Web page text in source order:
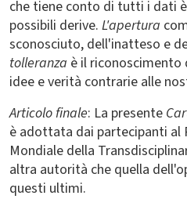
che tiene conto di tutti i dati
possibili derive. L'apertura
sconosciuto, dell'inatteso e
tolleranza è il
idee e verità contrarie alle
Articolo finale: La presente
è adottata dai partecipanti al
Mondiale della
altra autorità che quella
questi ultimi.